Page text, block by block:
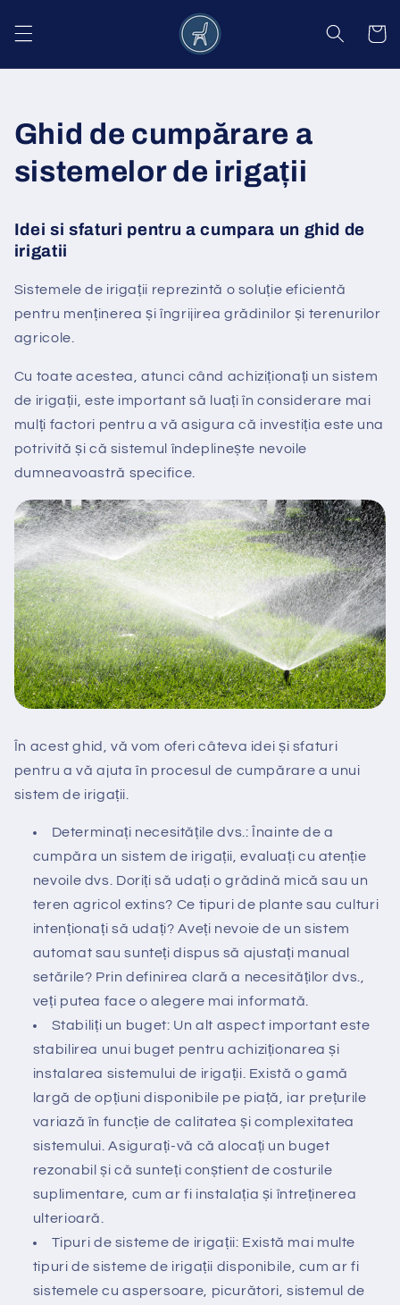
conținut
Coș
Ghid de cumpărare a
sistemelor de irigații
Idei si sfaturi pentru a cumpara un ghid de
irigatii
Sistemele de irigații reprezintă o soluție eficientă
pentru menținerea și îngrijirea grădinilor și terenurilor
agricole.
Cu toate acestea, atunci când achiziționați un sistem
de irigații, este important să luați în considerare mai
mulți factori pentru a vă asigura că investiția este una
potrivită și că sistemul îndeplinește nevoile
dumneavoastră specifice.
În acest ghid, vă vom oferi câteva idei și sfaturi
pentru a vă ajuta în procesul de cumpărare a unui
sistem de irigații.
Determinați necesitățile dvs.: Înainte de a
cumpăra un sistem de irigații, evaluați cu atenție
nevoile dvs. Doriți să udați o grădină mică sau un
teren agricol extins? Ce tipuri de plante sau culturi
intenționați să udați? Aveți nevoie de un sistem
automat sau sunteți dispus să ajustați manual
setările? Prin definirea clară a necesităților dvs.,
veți putea face o alegere mai informată.
Stabiliți un buget: Un alt aspect important este
stabilirea unui buget pentru achiziționarea și
instalarea sistemului de irigații. Există o gamă
largă de opțiuni disponibile pe piață, iar prețurile
variază în funcție de calitatea și complexitatea
sistemului. Asigurați-vă că alocați un buget
rezonabil și că sunteți conștient de costurile
suplimentare, cum ar fi instalația și întreținerea
ulterioară.
Tipuri de sisteme de irigații: Există mai multe
tipuri de sisteme de irigații disponibile, cum ar fi
sistemele cu aspersoare, picurători, sistemul de